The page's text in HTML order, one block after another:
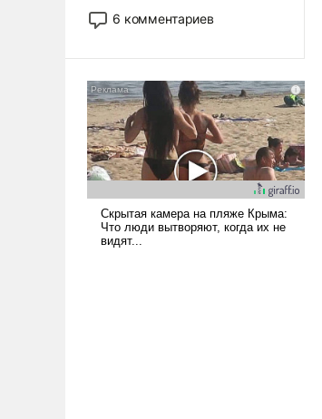
США потребуется более трех
лет. Даже небольшая война с
Сложившаяся ситуация
означает многолетний период
уязвимости США, например,
перед Китаем.
6 комментариев